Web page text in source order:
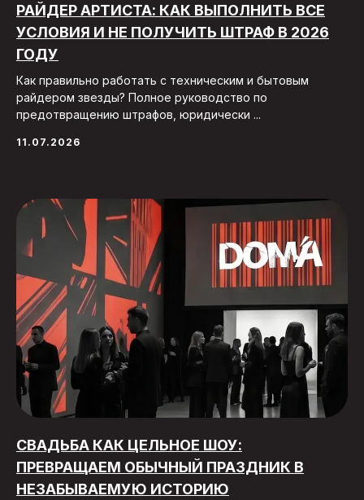
РАЙДЕР АРТИСТА: КАК ВЫПОЛНИТЬ ВСЕ
УСЛОВИЯ И НЕ ПОЛУЧИТЬ ШТРАФ В 2026
ГОДУ
Как правильно работать с техническим и бытовым
райдером звезды? Полное руководство по
предотвращению штрафов, юридически ...
11.07.2026
СВАДЬБА КАК ЦЕЛЬНОЕ ШОУ:
ПРЕВРАЩАЕМ ОБЫЧНЫЙ ПРАЗДНИК В
НЕЗАБЫВАЕМУЮ ИСТОРИЮ